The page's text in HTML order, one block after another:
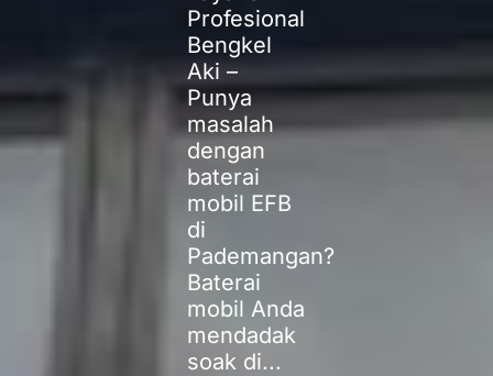
Profesional
Bengkel
Aki –
Punya
masalah
dengan
baterai
mobil EFB
di
Pademangan?
Baterai
mobil Anda
mendadak
soak di...